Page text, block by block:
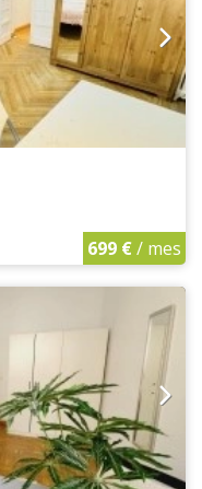
699 €/ mes